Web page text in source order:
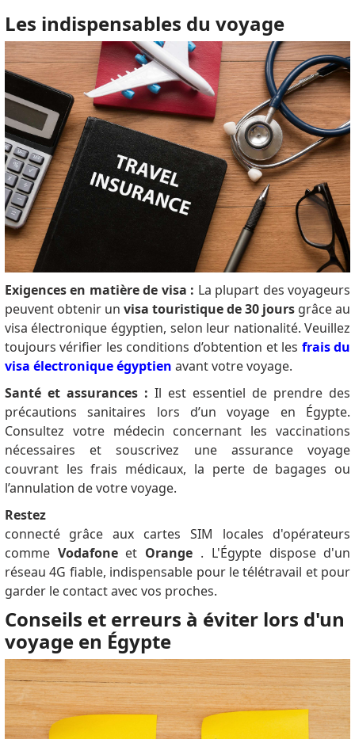
Les indispensables du voyage
Exigences en matière de visa : La plupart des voyageurs
peuvent obtenir un visa touristique de 30 jours grâce au
visa électronique égyptien, selon leur nationalité. Veuillez
toujours vérifier les conditions d’obtention et les frais du
visa électroniqueégyptien avant votre voyage.
Santé et assurances : Il est essentiel de prendre des
précautions sanitaires lors d’un voyage en Égypte.
Consultez votre médecin concernant les vaccinations
nécessaires et souscrivez une assurance voyage
couvrant les frais médicaux, la perte de bagages ou
l’annulation de votre voyage.
Restez
connecté grâce aux cartes SIM locales d'opérateurs
comme Vodafoneet Orange . L'Égypte dispose d'un
réseau 4G fiable, indispensable pour le télétravail et pour
garder le contact avec vos proches.
Conseils et erreurs à éviter lors d'un
voyage en Égypte